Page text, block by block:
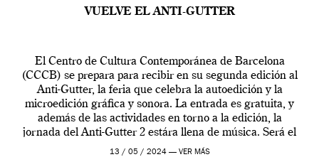
VUELVE EL ANTI-GUTTER
El Centro de Cultura Contemporánea de Barcelona
(CCCB) se prepara para recibir en su segunda edición al
Anti-Gutter, la feria que celebra la autoedición y la
microedición gráfica y sonora. La entrada es gratuita, y
además de las actividades en torno a la edición, la
jornada del Anti-Gutter 2 estára llena de música. Será el
[…]
13 / 05 / 2024 — VER MÁS